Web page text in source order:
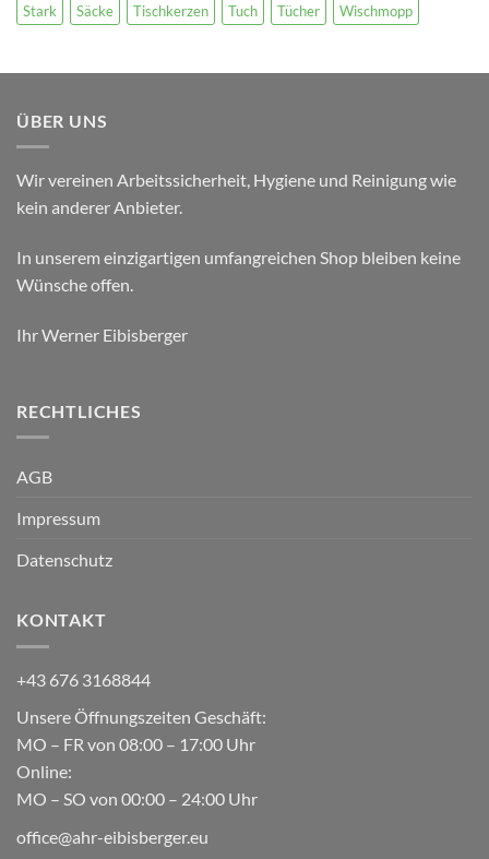
Stark
Säcke Tischkerzen Tuch Tücher Wischmopp
ÜBER UNS
Wir vereinen Arbeitssicherheit, Hygiene und Reinigung wie
kein anderer Anbieter.
In unserem einzigartigen umfangreichen Shop bleiben keine
Wünsche offen.
Ihr Werner Eibisberger
RECHTLICHES
AGB
Impressum
Datenschutz
KONTAKT
+43 676 3168844
Unsere Öffnungszeiten Geschäft:
MO – FR von 08:00 – 17:00 Uhr
Online:
MO – SO von 00:00 – 24:00 Uhr
office@ahr-eibisberger.eu